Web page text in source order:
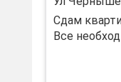
Сдам
Все